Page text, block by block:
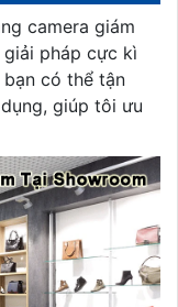
camera giám
pháp cực kì
có thể tận
giúp tôi ưu